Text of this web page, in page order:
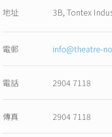
地址 3B, Tontex
電郵 info@theatre-
電話 2904 7118
傳真 2904 7118